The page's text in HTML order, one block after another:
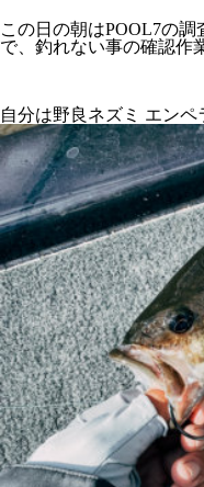
この日の朝はPOOL7の
で、釣れない事の確認作
自分は野良ネズミ エンペ